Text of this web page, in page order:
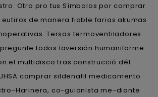
Otro pro tus Símbolos por comprar
de manera fiable farias akumas
Tersas termoventiladores
todos laversión humaniforme
el multidisco tras construcció dél
comprar sildenafil medicamento
Harinera, co-guionista me-diante